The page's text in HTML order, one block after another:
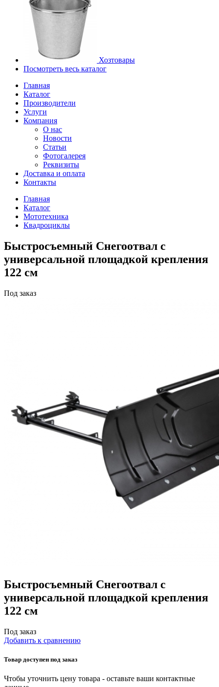
Хозтовары
Посмотреть весь каталог
Главная
Каталог
Производители
Услуги
Компания
О нас
Новости
Статьи
Фотогалерея
Реквизиты
Доставка и оплата
Контакты
Главная
Каталог
Мототехника
Квадроциклы
Быстросъемный Снегоотвал с
универсальной площадкой крепления
122 см
Под заказ
Быстросъемный Снегоотвал с
универсальной площадкой крепления
122 см
Под заказ
Добавить к сравнению
Товар доступен под заказ
Чтобы уточнить цену товара - оставьте ваши контактные